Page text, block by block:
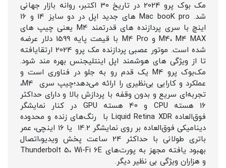
مک بوک پرو 2024 در تاریخ 30 اکتبر، روانه بازار جهانی
شد. Mac booK pro های جدید اپل در دو سایز 14 و 16
اینچ با سری پردازنده های قدرتمند M4 یعنی چیپ های
M4، M4 MAX و M4 Pro با قیمت پایه 1599 دلار عرضه
شده است. موتور عصبی پردازنده مک پرو 2024 ارتقایافته
تا از ویژگی های هوشمند اپل اینتلیجنس بهره مند شود.
مک‌بوک پرو M4 یک قدم رو به جلو در فناوری است و
عملکرد و کارایی بی‌نظیری را ارائه می‌دهد؛چیپ سری M4،
تجربه‌ای سریع و بدون وقفه با پردازش بالا و دارای حداکثر
16 هسته CPU و 40 هسته GPU در کنار نمایشگر
فوق‌العاده Liquid Retina XDR با رنگ‌های زنده و محدوده
دینامیکی فوق‌العاده بر روی نمایشگر 14.2 یا 16 اینچی، عمر
باتری طولانی با حداکثر 24 ساعت پخش ویدیو،اتصال
بهبود یافته مجهز به پورت‌های Thunderbolt 5، Wi-Fi 6E
و هزاران ویژگی بی نظیر دیگر.